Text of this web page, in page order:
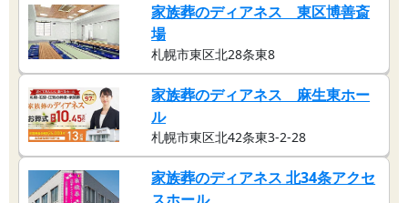
家族葬のディアネス 東区博善斎
場
札幌市東区北28条東8
家族葬のディアネス 麻生東ホー
ル
札幌市東区北42条東3-2-28
家族葬のディアネス 北34条アクセ